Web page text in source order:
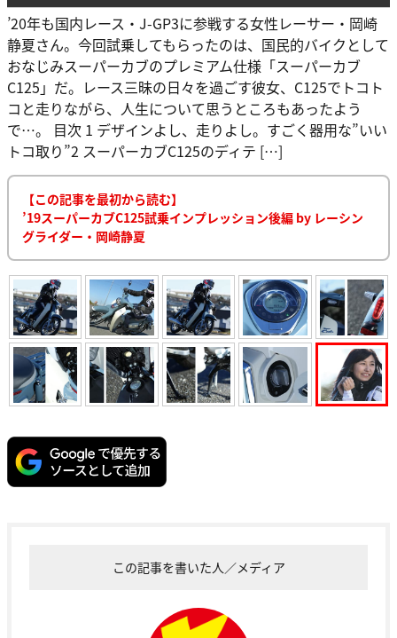
’20年も国内レース・J-GP3に参戦する女性レーサー・岡崎
静夏さん。今回試乗してもらったのは、国民的バイクとして
おなじみスーパーカブのプレミアム仕様「スーパーカブ
C125」だ。レース三昧の日々を過ごす彼女、C125でトコト
コと走りながら、人生について思うところもあったよう
で…。 目次 1 デザインよし、走りよし。すごく器用な”いい
トコ取り”2 スーパーカブC125のディテ […]
【この記事を最初から読む】
’19スーパーカブC125試乗インプレッション後編 by レーシン
グライダー・岡崎静夏
この記事を書いた人／メディア